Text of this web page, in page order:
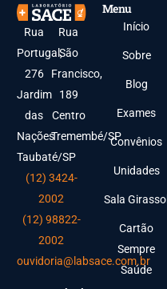
Rua
Portugal,
276
Jardim
das
Nações
Taubaté/SP
Rua
São
Francisco,
189
Centro
Tremembé/SP
(12) 3424-
2002
(12) 98822-
2002
ouvidoria@labsace.com.br
Menu
Início
Sobre
Blog
Exames
Convênios
Unidades
Sala Girassol
Cartão
Sempre
Saúde